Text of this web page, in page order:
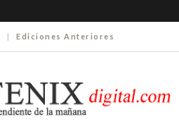
| Ediciones Anteriores